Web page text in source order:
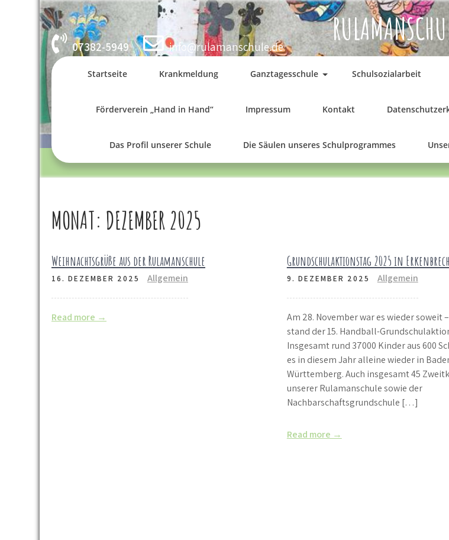
07382-5949 info@rulamanschule.de
Startseite Krankmeldung Ganztagesschule Schulsozialarbeit
Förderverein „Hand in Hand“ Impressum Kontakt
Das Profil unserer Schule Die Säulen unseres Schulprogrammes
MONAT: DEZEMBER 2025
Weihnachtsgrüße aus der Rulamanschule
16. DEZEMBER 2025 Allgemein
Read more →
Grundschulaktionstag 2025 in
9. DEZEMBER 2025 Allgemein
Am 28. November war es wieder soweit
stand der 15. Handball-
Insgesamt rund 37000 Kinder aus 600
es in diesem Jahr alleine wieder in
Württemberg. Auch insgesamt 45
unserer Rulamanschule sowie der
Nachbarschaftsgrundschule […]
Read more →